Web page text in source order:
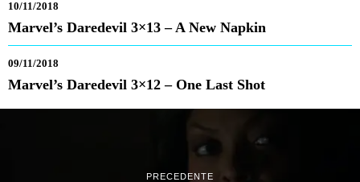
10/11/2018
Marvel’s Daredevil 3×13 – A New Napkin
09/11/2018
Marvel’s Daredevil 3×12 – One Last Shot
PRECEDENTE